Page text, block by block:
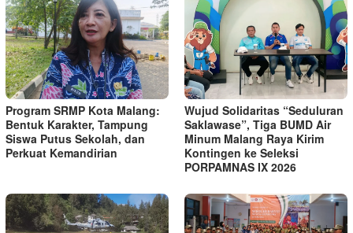
Program SRMP Kota Malang:
Bentuk Karakter, Tampung
Siswa Putus Sekolah, dan
Perkuat Kemandirian
Wujud Solidaritas “Seduluran
Saklawase”, Tiga BUMD Air
Minum Malang Raya Kirim
Kontingen ke Seleksi
PORPAMNAS IX 2026